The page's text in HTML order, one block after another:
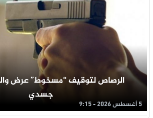
الرصاص لتوقيف “مسخوط” عرض
جسدي
5 أغسطس 2026 - 9:15